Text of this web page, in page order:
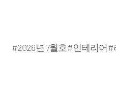
#2026년 7월호#인테리어#